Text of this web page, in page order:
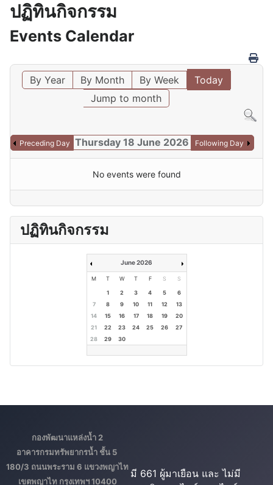
ปฏิทินกิจกรรม
Events Calendar
By Year By Month By Week
Today
Jump to month
Preceding Day Thursday 18 June 2026 Following Day
No events were found
ปฏิทินกิจกรรม
June 2026
M T W T F S S
1 2 3 4 5
6
7
8 9 10 11 12
13
14
15 16 17 18 19
20
21
22 23 24 25 26
27
28
29 30
กองพัฒนาแหล่งน้ำ 2
อาคารกรมทรัพยากรน้ำ ชั้น 5
180/3 ถนนพระราม 6 แขวงพญาไท
เขตพญาไท กรุงเทพฯ 10400
มี 661 ผู้มาเยือน และ ไม่มี